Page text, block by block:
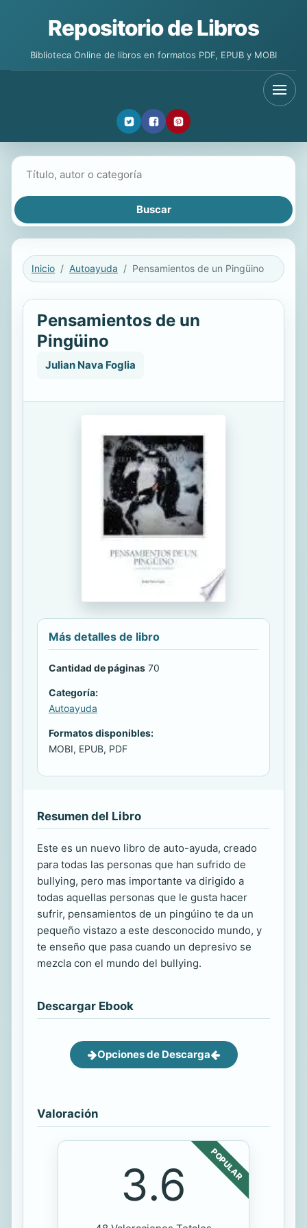
Repositorio de Libros
Biblioteca Online de libros en formatos PDF, EPUB y MOBI
Inicio Autoayuda Pensamientos de un Pingüino
Pensamientos de un
Pingüino
Julian Nava Foglia
Más detalles de libro
Cantidad de páginas 70
Categoría:
Autoayuda
Formatos disponibles:
MOBI, EPUB, PDF
Resumen del Libro
Este es un nuevo libro de auto-ayuda, creado
para todas las personas que han sufrido de
bullying, pero mas importante va dirigido a
todas aquellas personas que le gusta hacer
sufrir, pensamientos de un pingúino te da un
pequeño vistazo a este desconocido mundo, y
te enseño que pasa cuando un depresivo se
mezcla con el mundo del bullying.
Descargar Ebook
Opciones de Descarga
Valoración
POPULAR
3.6